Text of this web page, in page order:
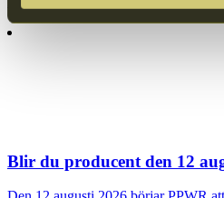
Blir du producent den 12